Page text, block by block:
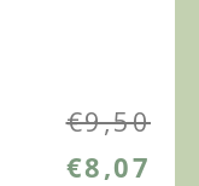
€9,50
€8,07